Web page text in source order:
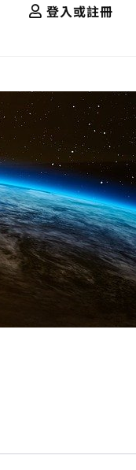
登入或註冊